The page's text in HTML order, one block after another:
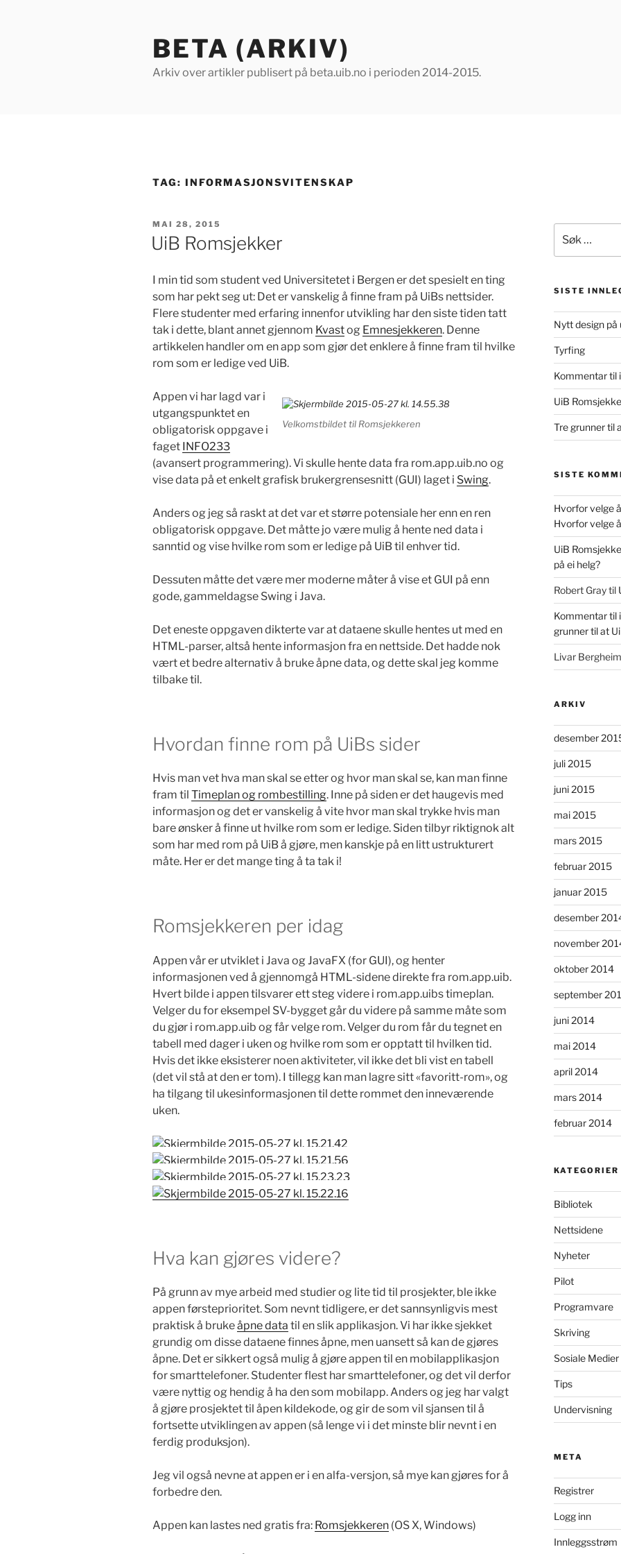
BETA (ARKIV)
Arkiv over artikler publisert på beta.uib.no i perioden 2014-2015.
TAG: INFORMASJONSVITENSKAP
PUBLISERT
MAI 28, 2015
UiB Romsjekker
I min tid som student ved Universitetet i Bergen er det spesielt en ting
som har pekt seg ut: Det er vanskelig å finne fram på UiBs nettsider.
Flere studenter med erfaring innenfor utvikling har den siste tiden tatt
tak i dette, blant annet gjennom Kvastog Emnesjekkeren. Denne
artikkelen handler om en app som gjør det enklere å finne fram til hvilke
rom som er ledige ved UiB.
Velkomstbildet til Romsjekkeren
Appen vi har lagd var i
utgangspunktet en
obligatorisk oppgave i
faget INFO233
(avansert programmering). Vi skulle hente data fra rom.app.uib.no og
vise data på et enkelt grafisk brukergrensesnitt (GUI) laget i Swing.
Anders og jeg så raskt at det var et større potensiale her enn en ren
obligatorisk oppgave. Det måtte jo være mulig å hente ned data i
sanntid og vise hvilke rom som er ledige på UiB til enhver tid.
Dessuten måtte det være mer moderne måter å vise et GUI på enn
gode, gammeldagse Swing i Java.
Det eneste oppgaven dikterte var at dataene skulle hentes ut med en
HTML-parser, altså hente informasjon fra en nettside. Det hadde nok
vært et bedre alternativ å bruke åpne data, og dette skal jeg komme
tilbake til.
Hvordan finne rom på UiBs sider
Hvis man vet hva man skal se etter og hvor man skal se, kan man finne
fram til Timeplan og rombestilling. Inne på siden er det haugevis med
informasjon og det er vanskelig å vite hvor man skal trykke hvis man
bare ønsker å finne ut hvilke rom som er ledige. Siden tilbyr riktignok alt
som har med rom på UiB å gjøre, men kanskje på en litt ustrukturert
måte. Her er det mange ting å ta tak i!
Romsjekkeren per idag
Appen vår er utviklet i Java og JavaFX (for GUI), og henter
informasjonen ved å gjennomgå HTML-sidene direkte fra rom.app.uib.
Hvert bilde i appen tilsvarer ett steg videre i rom.app.uibs timeplan.
Velger du for eksempel SV-bygget går du videre på samme måte som
du gjør i rom.app.uib og får velge rom. Velger du rom får du tegnet en
tabell med dager i uken og hvilke rom som er opptatt til hvilken tid.
Hvis det ikke eksisterer noen aktiviteter, vil ikke det bli vist en tabell
(det vil stå at den er tom). I tillegg kan man lagre sitt «favoritt-rom», og
ha tilgang til ukesinformasjonen til dette rommet den inneværende
uken.
Hva kan gjøres videre?
På grunn av mye arbeid med studier og lite tid til prosjekter, ble ikke
appen førsteprioritet. Som nevnt tidligere, er det sannsynligvis mest
praktisk å brukeåpne data til en slik applikasjon. Vi har ikke sjekket
grundig om disse dataene finnes åpne, men uansett så kan de gjøres
åpne. Det er sikkert også mulig å gjøre appen til en mobilapplikasjon
for smarttelefoner. Studenter flest har smarttelefoner, og det vil derfor
være nyttig og hendig å ha den som mobilapp. Anders og jeg har valgt
å gjøre prosjektet til åpen kildekode, og gir de som vil sjansen til å
fortsette utviklingen av appen (så lenge vi i det minste blir nevnt i en
ferdig produksjon).
Jeg vil også nevne at appen er i en alfa-versjon, så mye kan gjøres for å
forbedre den.
Appen kan lastes ned gratis fra: Romsjekkeren (OS X, Windows)
etter:
SISTE
Nytt design på
Tyrfing
Kommentar til
UiB
Tre grunner til
SISTE
Hvorfor velge
Hvorfor velge
UiB
på ei helg?
Robert Graytil
Kommentar til
grunner til at
Livar Bergheim
ARKIV
desember
juli 2015
juni 2015
mai 2015
mars 2015
februar 2015
januar 2015
desember
november
oktober 2014
september
juni 2014
mai 2014
april 2014
mars 2014
februar 2014
KATEGORIER
Bibliotek
Nettsidene
Nyheter
Pilot
Programvare
Skriving
Sosiale Medier
Tips
Undervisning
META
Registrer
Logg inn
Innleggsstrøm